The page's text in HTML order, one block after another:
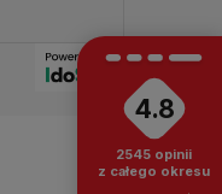
4.8
2545 opinii
z całego okresu